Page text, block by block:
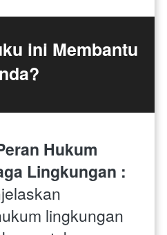
ini Membantu
Hukum
lingkungan